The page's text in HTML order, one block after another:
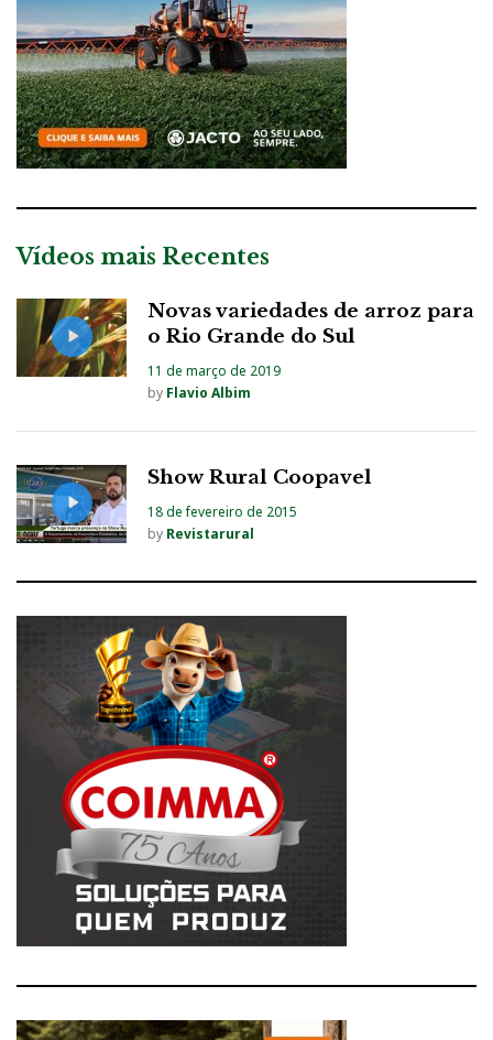
Vídeos mais Recentes
Novas variedades de arroz para
o Rio Grande do Sul
11 de março de 2019
by Flavio Albim
Show Rural Coopavel
18 de fevereiro de 2015
by Revistarural